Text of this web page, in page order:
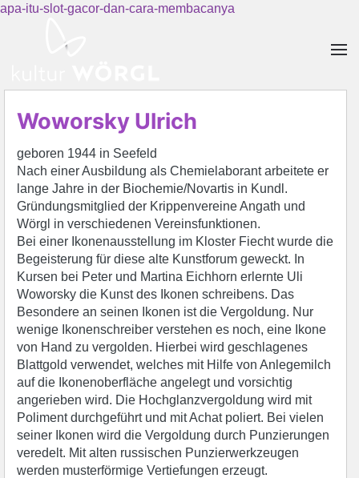
apa-itu-slot-gacor-dan-cara-membacanya
Woworsky Ulrich
geboren 1944 in Seefeld
Nach einer Ausbildung als Chemielaborant arbeitete er
lange Jahre in der Biochemie/Novartis in Kundl.
Gründungsmitglied der Krippenvereine Angath und
Wörgl in verschiedenen Vereinsfunktionen.
Bei einer Ikonenausstellung im Kloster Fiecht wurde die
Begeisterung für diese alte Kunstforum geweckt. In
Kursen bei Peter und Martina Eichhorn erlernte Uli
Woworsky die Kunst des Ikonen schreibens. Das
Besondere an seinen Ikonen ist die Vergoldung. Nur
wenige Ikonenschreiber verstehen es noch, eine Ikone
von Hand zu vergolden. Hierbei wird geschlagenes
Blattgold verwendet, welches mit Hilfe von Anlegemilch
auf die Ikonenoberfläche angelegt und vorsichtig
angerieben wird. Die Hochglanzvergoldung wird mit
Poliment durchgeführt und mit Achat poliert. Bei vielen
seiner Ikonen wird die Vergoldung durch Punzierungen
veredelt. Mit alten russischen Punzierwerkzeugen
werden musterförmige Vertiefungen erzeugt.